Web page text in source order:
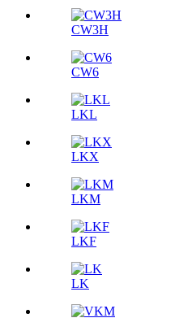
CW3H
CW6
LKL
LKX
LKM
LKF
LK